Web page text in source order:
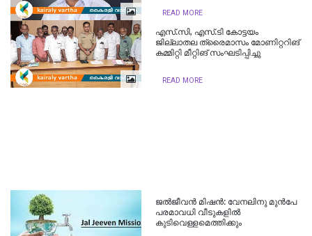
READ MORE
എസ്.സി, എസ്.ടി കോട്ടയം
ജില്ലാതല ത്രൈമാസം മോണിറ്ററിങ്
കമ്മിറ്റി മീറ്റിങ് സംഘടിപ്പിച്ചു
READ MORE
ജൽജീവൻ മിഷൻ: വേനലിനു മുൻപേ
പരമാവധി വീടുകളിൽ
കുടിവെള്ളമെത്തിക്കും